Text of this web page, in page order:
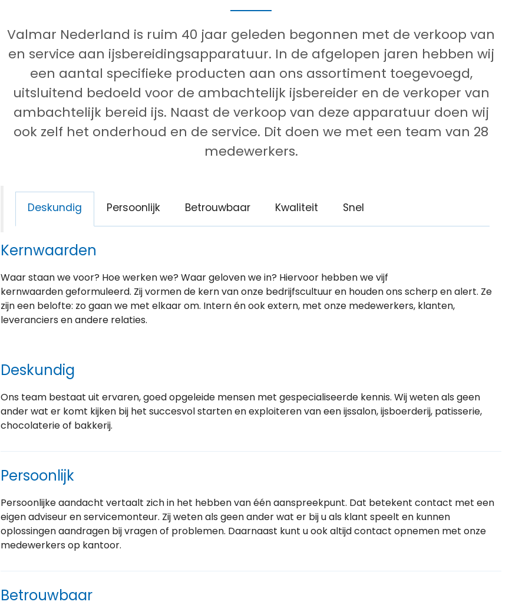
Valmar Nederland is ruim 40 jaar geleden begonnen met de verkoop van
en service aan ijsbereidingsapparatuur. In de afgelopen jaren hebben wij
een aantal specifieke producten aan ons assortiment toegevoegd,
uitsluitend bedoeld voor de ambachtelijk ijsbereider en de verkoper van
ambachtelijk bereid ijs. Naast de verkoop van deze apparatuur doen wij
ook zelf het onderhoud en de service. Dit doen we met een team van 28
medewerkers.
Deskundig Persoonlijk Betrouwbaar Kwaliteit Snel
Kernwaarden
Waar staan we voor? Hoe werken we? Waar geloven we in? Hiervoor hebben we vijf
kernwaarden geformuleerd. Zij vormen de kern van onze bedrijfscultuur en houden ons scherp en alert. Ze
zijn een belofte: zo gaan we met elkaar om. Intern én ook extern, met onze medewerkers, klanten,
leveranciers en andere relaties.
Deskundig
Ons team bestaat uit ervaren, goed opgeleide mensen met gespecialiseerde kennis. Wij weten als geen
ander wat er komt kijken bij het succesvol starten en exploiteren van een ijssalon, ijsboerderij, patisserie,
chocolaterie of bakkerij.
Persoonlijk
Persoonlijke aandacht vertaalt zich in het hebben van één aanspreekpunt. Dat betekent contact met een
eigen adviseur en servicemonteur. Zij weten als geen ander wat er bij u als klant speelt en kunnen
oplossingen aandragen bij vragen of problemen. Daarnaast kunt u ook altijd contact opnemen met onze
medewerkers op kantoor.
Betrouwbaar